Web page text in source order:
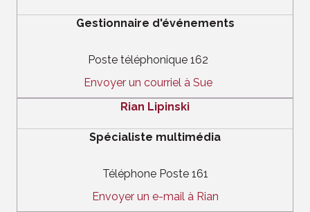
Gestionnaire d'événements
Poste téléphonique 162
Envoyer un courriel à Sue
Rian Lipinski
Spécialiste multimédia
Téléphone Poste 161
Envoyer un e-mail à Rian